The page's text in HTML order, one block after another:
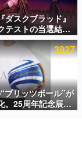
数万以上！ などな
身の“殿堂入り”記
のエピソードをお
ダスクブラッド』
テストの当選結果
に発表。応募サイ
ジから確認可能、
8月21日～24日
3927
ブリッツボール”が
。25周年記念展
X